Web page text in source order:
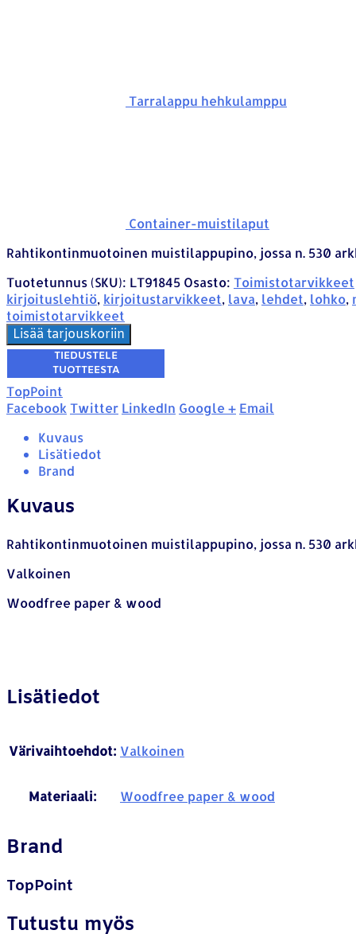
Tarralappu hehkulamppu
Container-muistilaput
Rahtikontinmuotoinen muistilappupino, jossa n. 530
Tuotetunnus (SKU): LT91845 Osasto: Toimistotarvikkeet
kirjoituslehtiö, kirjoitustarvikkeet, lava, lehdet, lohko,
toimistotarvikkeet
Lisää tarjouskoriin
TopPoint
Facebook Twitter LinkedIn Google + Email
Kuvaus
Lisätiedot
Brand
Kuvaus
Rahtikontinmuotoinen muistilappupino, jossa n. 530
Valkoinen
Woodfree paper & wood
Lisätiedot
Värivaihtoehdot: Valkoinen
Materiaali: Woodfree paper & wood
Brand
TopPoint
Tutustu myös